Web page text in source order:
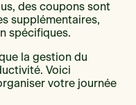
des coupons sont
supplémentaires,
spécifiques.
la gestion du
Voici
votre journée